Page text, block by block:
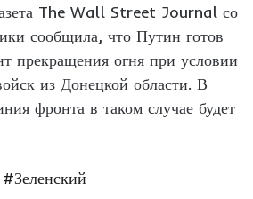
The Wall Street Journal со
сообщила, что Путин готов
прекращения огня при условии
из Донецкой области. В
фронта в таком случае будет
#Зеленский